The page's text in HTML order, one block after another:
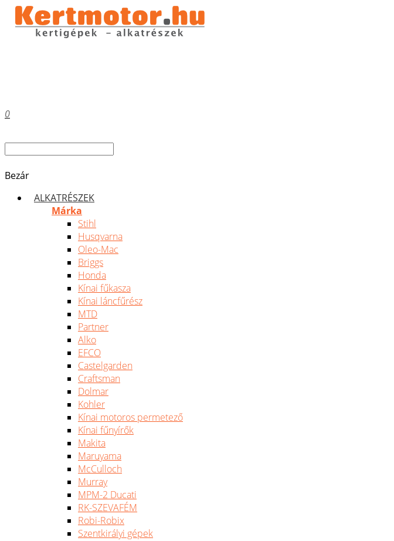
0
Bezár
ALKATRÉSZEK
Márka
Stihl
Husqvarna
Oleo-Mac
Briggs
Honda
Kínai fűkasza
Kínai láncfűrész
MTD
Partner
Alko
EFCO
Castelgarden
Craftsman
Dolmar
Kohler
Kínai motoros permetező
Kínai fűnyírők
Makita
Maruyama
McCulloch
Murray
MPM-2 Ducati
RK-SZEVAFÉM
Robi-Robix
Szentkirályi gépek